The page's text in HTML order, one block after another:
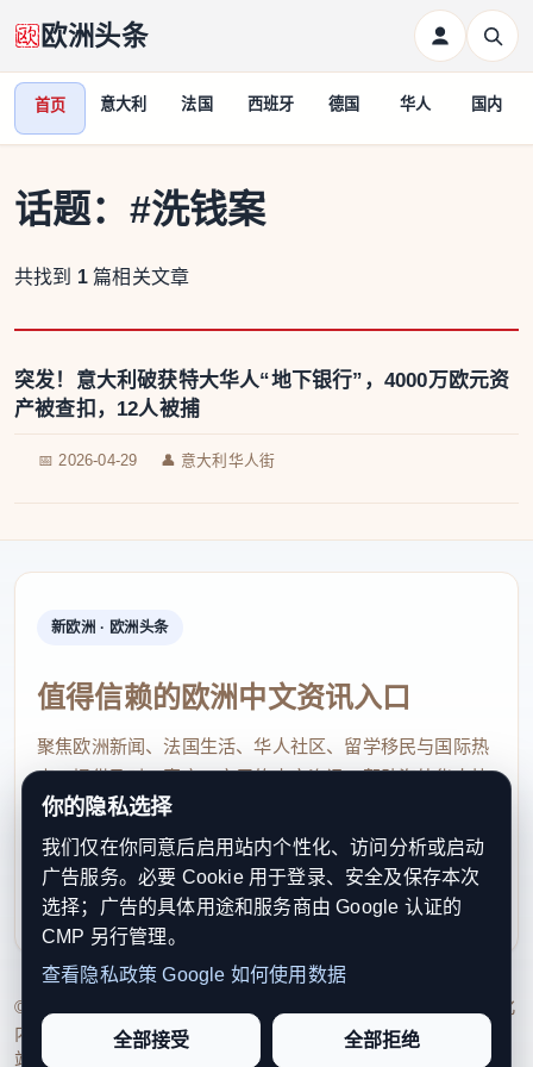
欧洲头条
首页 意大利 法国 西班牙 德国 华人 国内
话题： #洗钱案
共找到 1 篇相关文章
突发！意大利破获特大华人“地下银行”，4000万欧元资
产被查扣，12人被捕
📅 2026-04-29 👤 意大利华人街
新欧洲 · 欧洲头条
值得信赖的欧洲中文资讯入口
聚焦欧洲新闻、法国生活、华人社区、留学移民与国际热
点，提供及时、真实、实用的中文资讯，帮助海外华人快
速了解欧洲动态。
contact@xinouzhou.com
服务支持、版权与合作：工作日优先处理站务、投稿与权
利通知
© 2026 新欧洲·欧洲头条. All Rights Reserved. 本网站持续优化
内容透明度、联系方式与用户权利说明，以提升品牌信任感和
站点完整度。
你的隐私选择
我们仅在你同意后启用站内个性化、访问分析或启动
广告服务。必要 Cookie 用于登录、安全及保存本次
选择；广告的具体用途和服务商由 Google 认证的
CMP 另行管理。
查看隐私政策 Google 如何使用数据
全部接受 全部拒绝